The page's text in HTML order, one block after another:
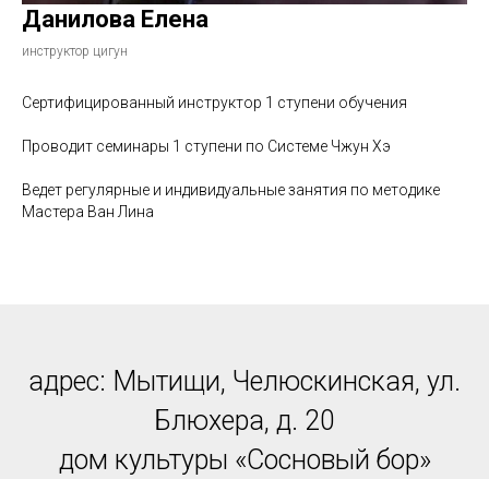
Данилова Елена
инструктор цигун
Сертифицированный инструктор 1 ступени обучения
Проводит семинары 1 ступени по Системе Чжун Хэ
Ведет регулярные и индивидуальные занятия по методике
Мастера Ван Лина
адрес: Мытищи, Челюскинская, ул.
Блюхера, д. 20
дом культуры «Сосновый бор»